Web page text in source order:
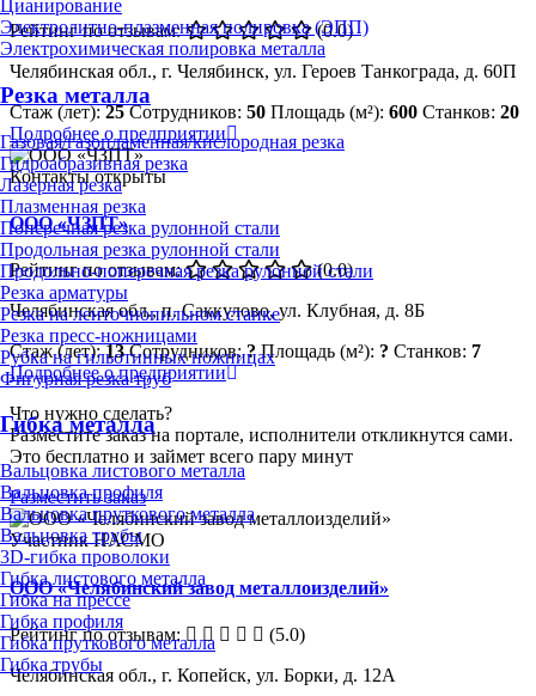
Цианирование
Электролитно-плазменная полировка (ЭПП)
Электрохимическая полировка металла
Резка металла
Газовая/газопламенная/кислородная резка
Гидроабразивная резка
Лазерная резка
Плазменная резка
Поперечная резка рулонной стали
Продольная резка рулонной стали
Продольно-поперечная резка рулонной стали
Резка арматуры
Резка на ленточнопильном станке
Резка пресс-ножницами
Рубка на гильотинных ножницах
Фигурная резка труб
Гибка металла
Вальцовка листового металла
Вальцовка профиля
Вальцовка пруткового металла
Вальцовка трубы
3D-гибка проволоки
Гибка листового металла
Гибка на прессе
Гибка профиля
Гибка пруткового металла
Гибка трубы
Рейтинг по отзывам:
(0.0)
Челябинская обл., г. Челябинск, ул. Героев Танкограда, д. 60П
Стаж (лет):25 Сотрудников: 50 Площадь (м²): 600 Станков: 20
Подробнее о предприятии
Контакты открыты
ООО «ЧЗПТ»
Рейтинг по отзывам:
(0.0)
Челябинская обл., п. Саккулово, ул. Клубная, д. 8Б
Стаж (лет):13 Сотрудников:? Площадь (м²): ? Станков: 7
Подробнее о предприятии
Что нужно сделать?
Разместите заказ на портале, исполнители откликнутся сами.
Это бесплатно и займет всего пару минут
Разместить заказ
Участник НАСМО
ООО «Челябинский завод металлоизделий»
Рейтинг по отзывам:
(5.0)
Челябинская обл., г. Копейск, ул. Борки, д. 12А